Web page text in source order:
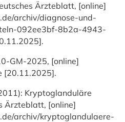
Ärzteblatt, [online]
archiv/diagnose-und-
092ee3bf-8b2a-4943-
GM-2025, [online]
[20.11.2025].
Kryptoglanduläre
Ärzteblatt, [online]
archiv/kryptoglandulaere-